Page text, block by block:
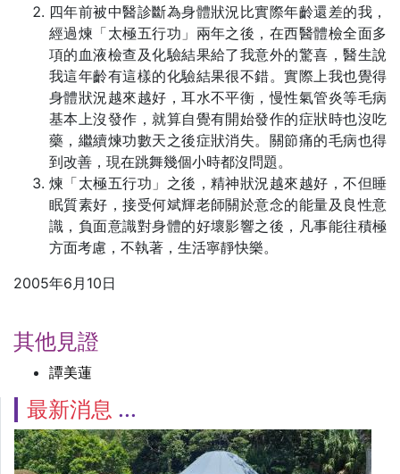
四年前被中醫診斷為身體狀況比實際年齡還差的我，
經過煉「太極五行功」兩年之後，在西醫體檢全面多
項的血液檢查及化驗結果給了我意外的驚喜，醫生說
我這年齡有這樣的化驗結果很不錯。實際上我也覺得
身體狀況越來越好，耳水不平衡，慢性氣管炎等毛病
基本上沒發作，就算自覺有開始發作的症狀時也沒吃
藥，繼續煉功數天之後症狀消失。關節痛的毛病也得
到改善，現在跳舞幾個小時都沒問題。
煉「太極五行功」之後，精神狀況越來越好，不但睡
眠質素好，接受何斌輝老師關於意念的能量及良性意
識，負面意識對身體的好壞影響之後，凡事能往積極
方面考慮，不執著，生活寧靜快樂。
2005年6月10日
其他見證
譚美蓮
最新消息